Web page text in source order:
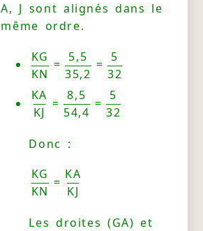
A, J sont alignés dans le
même ordre.
KG
KN
=
5,5
35,2
=
5
32
KA
KJ
=
8,5
54,4
=
5
32
Donc :
KG
KN
=
KA
KJ
Les droites (GA) et